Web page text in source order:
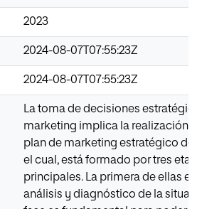
2023
2024-08-07T07:55:23Z
2024-08-07T07:55:23Z
La toma de decisiones
marketing implica la realización
plan de marketing estratégico de
el cual, está formado por tres
principales. La primera de ellas
análisis y diagnóstico de la